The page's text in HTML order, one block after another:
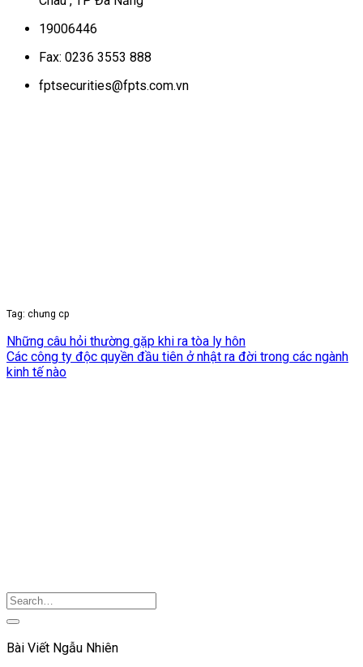
19006446
Fax: 0236 3553 888
fptsecurities@fpts.com.vn
Tag: chưng cp
Những câu hỏi thường gặp khi ra tòa ly hôn
Các công ty độc quyền đầu tiên ở nhật ra đời trong các ngành
kinh tế nào
Bài Viết Ngẫu Nhiên